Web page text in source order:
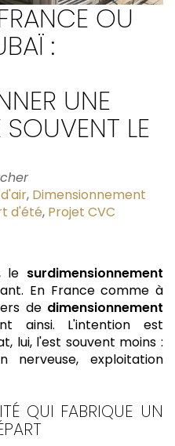
OU
:
UNE
LE
, Dimensionnement
d'été, Projet CVC
le surdimensionnement
En France comme à
de dimensionnement
ainsi. L'intention est
lui, l'est souvent moins :
nerveuse, exploitation
QUI FABRIQUE UN